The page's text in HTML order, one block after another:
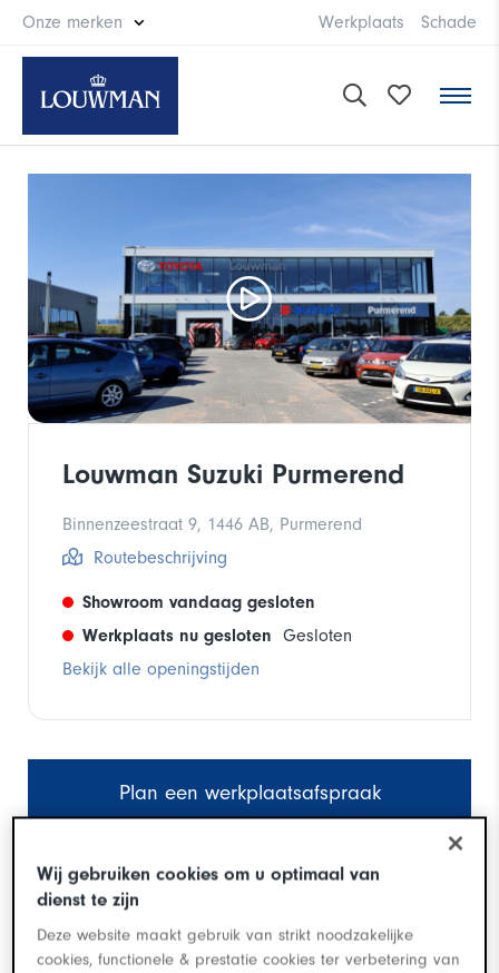
Onze merken Werkplaats Schade
Louwman Suzuki Purmerend
Binnenzeestraat 9, 1446 AB, Purmerend
Routebeschrijving
Showroom vandaag gesloten
Werkplaats nu gesloten
Gesloten
Bekijk alle openingstijden
Plan een werkplaatsafspraak
Betalen met iDeal
Wij gebruiken cookies om u optimaal van
dienst te zijn
Deze website maakt gebruik van strikt noodzakelijke
cookies, functionele & prestatie cookies ter verbetering van